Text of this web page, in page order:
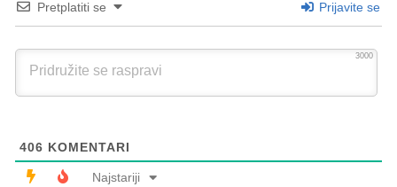
Pretplatiti se Prijavite se
3000
406 KOMENTARI
Najstariji